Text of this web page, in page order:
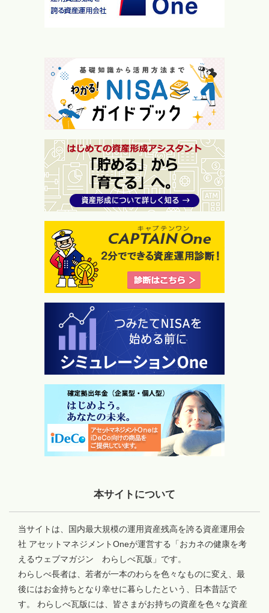
本サイトについて
当サイトは、国内最大規模の運用資産残高を誇る資産運用会
社 アセットマネジメントOneが運営する「おカネの健康を考
えるウェブマガジン わらしべ瓦版」です。
わらしべ長者は、若者が一本のわらを色々なものに変え、最
後にはお金持ちとなり幸せに暮らしたという、日本昔話で
す。 わらしべ瓦版には、皆さまがお持ちの資産を色々な資産